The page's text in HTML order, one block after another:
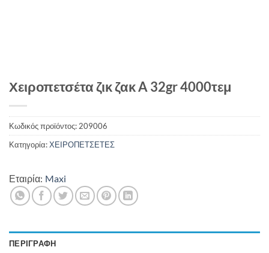
Χειροπετσέτα ζικ ζακ A 32gr 4000τεμ
Κωδικός προϊόντος: 209006
Κατηγορία:ΧΕΙΡΟΠΕΤΣΕΤΕΣ
Εταιρία: Maxi
ΠΕΡΙΓΡΑΦΉ